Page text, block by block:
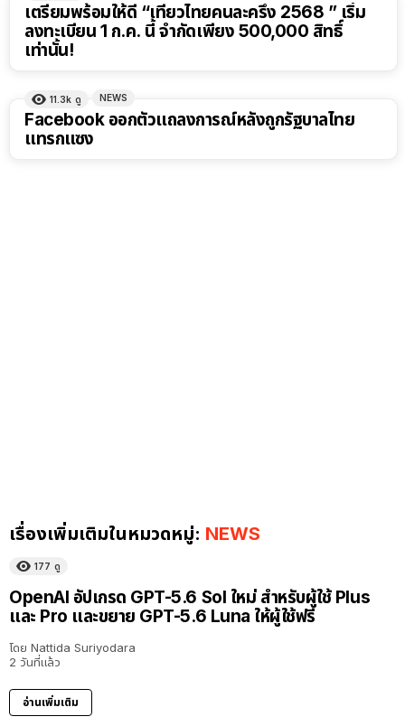
เตรียมพร้อมให้ดี “เที่ยวไทยคนละครึ่ง 2568 ” เริ่ม
ลงทะเบียน 1 ก.ค. นี้ จำกัดเพียง 500,000 สิทธิ์
เท่านั้น!
11.3k ดู NEWS
Facebook ออกตัวแถลงการณ์หลังถูกรัฐบาลไทย
แทรกแซง
เรื่องเพิ่มเติมในหมวดหมู่: NEWS
177 ดู
OpenAI อัปเกรด GPT-5.6 Sol ใหม่ สำหรับผู้ใช้ Plus
และ Pro และขยาย GPT-5.6 Luna ให้ผู้ใช้ฟรี
โดย Nattida Suriyodara
2 วันที่แล้ว
อ่านเพิ่มเติม